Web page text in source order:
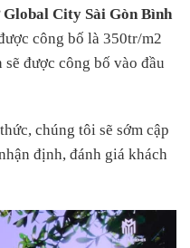
Global City Sài Gòn Bình
công bố là 350tr/m2
được công bố vào đầu
chúng tôi sẽ sớm cập
định, đánh giá khách